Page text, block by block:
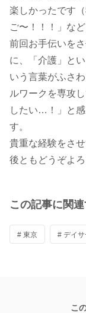
楽しかったです
ご〜！！！」な
前回お手伝いを
に、「介護」と
いう言葉がふさ
ルワークを専攻
したい…！」と
す。
貴重な経験をさ
後ともどうぞよ
この記事に関
# 東京 # デイ
こ